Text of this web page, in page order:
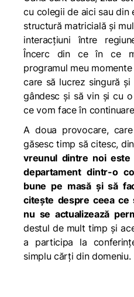
cu colegii de aici sau din
structură matricială și
interacțiuni între
Încerc din ce în ce
programul meu
care să lucrez singură
gândesc și să vin și cu
ce vom face în
A doua provocare,
găsesc timp să citesc,
vreunul dintre noi este
departament dintr-o
bune pe masă și să
citește despre ceea ce
nu se actualizează
destul de mult timp și
a participa la
simplu cărți din domeniu.